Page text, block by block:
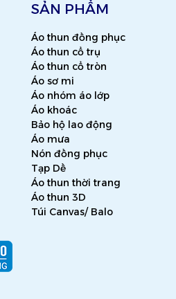
SẢN PHẨM
Áo thun đồng phục
Áo thun cổ trụ
Áo thun cổ tròn
Áo sơ mi
Áo nhóm áo lớp
Áo khoác
Bảo hộ lao động
Áo mưa
Nón đồng phục
Tạp Dề
Áo thun thời trang
Áo thun 3D
Túi Canvas/ Balo